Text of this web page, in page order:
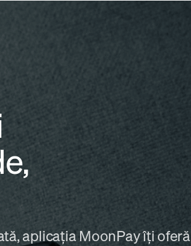
aplicația MoonPay îți oferă